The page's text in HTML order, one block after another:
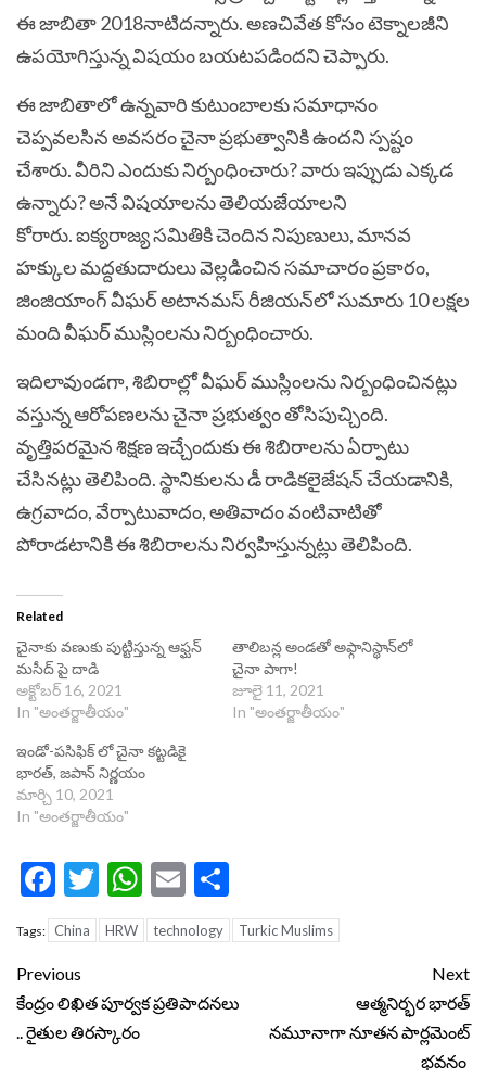
ఈ జాబితా 2018నాటిదన్నారు. అణచివేత కోసం టెక్నాలజీని
ఉపయోగిస్తున్న విషయం బయటపడిందని చెప్పారు.
ఈ జాబితాలో ఉన్నవారి కుటుంబాలకు సమాధానం
చెప్పవలసిన అవసరం చైనా ప్రభుత్వానికి ఉందని స్పష్టం
చేశారు. వీరిని ఎందుకు నిర్బంధించారు? వారు ఇప్పుడు ఎక్కడ
ఉన్నారు? అనే విషయాలను తెలియజేయాలని
కోరారు.ఐక్యరాజ్య సమితికి చెందిన నిపుణులు, మానవ
హక్కుల మద్దతుదారులు వెల్లడించిన సమాచారం ప్రకారం,
జింజియాంగ్ వీఘర్ అటానమస్ రీజియన్‌లో సుమారు 10 లక్షల
మంది వీఘర్ ముస్లింలను నిర్బంధించారు.
ఇదిలావుండగా, శిబిరాల్లో వీఘర్ ముస్లింలను నిర్బంధించినట్లు
వస్తున్న ఆరోపణలను చైనా ప్రభుత్వం తోసిపుచ్చింది.
వృత్తిపరమైన శిక్షణ ఇచ్చేందుకు ఈ శిబిరాలను ఏర్పాటు
చేసినట్లు తెలిపింది. స్థానికులను డీ రాడికలైజేషన్ చేయడానికి,
ఉగ్రవాదం, వేర్పాటువాదం, అతివాదం వంటివాటితో
పోరాడటానికి ఈ శిబిరాలను నిర్వహిస్తున్నట్లు తెలిపింది.
Related
చైనాకు వణుకు పుట్టిస్తున్న ఆఫ్ఘన్
మసీద్ పై దాడి
అక్టోబర్ 16, 2021
In "అంతర్జాతీయం"
తాలిబన్ల అండతో అఫ్గానిస్థాన్‌లో
చైనా పాగా!
జూలై 11, 2021
In "అంతర్జాతీయం"
ఇండో-పసిఫిక్ లో చైనా కట్టడికై
భారత్, జపాన్ నిర్ణయం
మార్చి 10, 2021
In "అంతర్జాతీయం"
Facebook
Twitter
WhatsApp
Email
Tags: China HRW technology Turkic Muslims
Continue
Reading
Previous
కేంద్రం లిఖిత పూర్వక ప్రతిపాదనలు
.. రైతుల తిరస్కారం
Next
ఆత్మనిర్భర భారత్
నమూనాగా నూతన పార్లమెంట్
భవనం